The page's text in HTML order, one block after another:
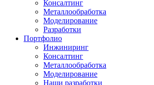
Консалтинг
Металлообработка
Моделирование
Разработки
Портфолио
Инжиниринг
Консалтинг
Металлообработка
Моделирование
Наши разработки